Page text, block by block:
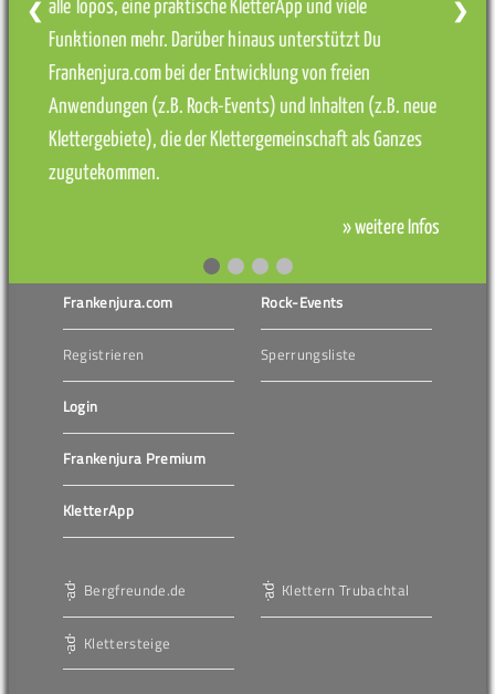
alle Topos, eine praktische KletterApp und viele
Funktionen mehr. Darüber hinaus unterstützt Du
Frankenjura.com bei der Entwicklung von freien
Anwendungen (z.B. Rock-Events) und Inhalten (z.B. neue
Klettergebiete), die der Klettergemeinschaft als Ganzes
zugutekommen.
» weitere Infos
❮ ❯
Frankenjura.com
Registrieren
Login
Frankenjura Premium
KletterApp
Rock-Events
Sperrungsliste
Bergfreunde.de
Klettersteige
Klettern Trubachtal